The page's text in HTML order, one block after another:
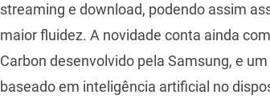
streaming e download, podendo assim
maior fluidez. A novidade conta ainda
Carbon desenvolvido pela Samsung, e
baseado em inteligência artificial no